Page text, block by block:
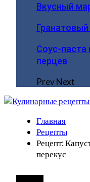
Вкусный
Соус-паста
перцев
PrevNext
Главная
Рецепты
Рецепт:
перекус